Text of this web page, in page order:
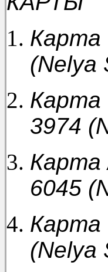
Карта
(Nelya
Карта
3974
Карта
6045 (
Карта
(Nelya